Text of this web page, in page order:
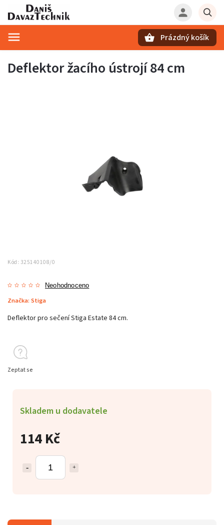
Prázdný košík
Deflektor žacího ústrojí 84 cm
Kód: 325140108/0
Neohodnoceno
Značka: Stiga
114 Kč
Skladem u dodavatele
Deflektor pro sečení Stiga Estate 84 cm.
Zeptat se